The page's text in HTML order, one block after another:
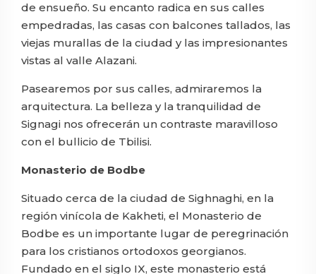
de ensueño. Su encanto radica en sus calles
empedradas, las casas con balcones tallados, las
viejas murallas de la ciudad y las impresionantes
vistas al valle Alazani.
Pasearemos por sus calles, admiraremos la
arquitectura. La belleza y la tranquilidad de
Signagi nos ofrecerán un contraste maravilloso
con el bullicio de Tbilisi.
Monasterio de Bodbe
Situado cerca de la ciudad de Sighnaghi, en la
región vinícola de Kakheti, el Monasterio de
Bodbe es un importante lugar de peregrinación
para los cristianos ortodoxos georgianos.
Fundado en el siglo IX, este monasterio está